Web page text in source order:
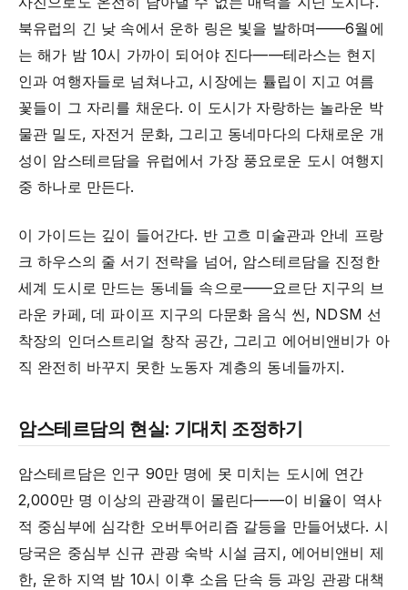
북유럽의 긴 낮 속에서 운하 링은 빛을 발하며——6월에
는 해가 밤 10시 가까이 되어야 진다——테라스는 현지
인과 여행자들로 넘쳐나고, 시장에는 튤립이 지고 여름
꽃들이 그 자리를 채운다. 이 도시가 자랑하는 놀라운 박
물관 밀도, 자전거 문화, 그리고 동네마다의 다채로운 개
성이 암스테르담을 유럽에서 가장 풍요로운 도시 여행지
중 하나로 만든다.
이 가이드는 깊이 들어간다. 반 고흐 미술관과 안네 프랑
크 하우스의 줄 서기 전략을 넘어, 암스테르담을 진정한
세계 도시로 만드는 동네들 속으로——요르단 지구의 브
라운 카페, 데 파이프 지구의 다문화 음식 씬, NDSM 선
착장의 인더스트리얼 창작 공간, 그리고 에어비앤비가 아
직 완전히 바꾸지 못한 노동자 계층의 동네들까지.
암스테르담의 현실: 기대치 조정하기
암스테르담은 인구 90만 명에 못 미치는 도시에 연간
2,000만 명 이상의 관광객이 몰린다——이 비율이 역사
적 중심부에 심각한 오버투어리즘 갈등을 만들어냈다. 시
당국은 중심부 신규 관광 숙박 시설 금지, 에어비앤비 제
한, 운하 지역 밤 10시 이후 소음 단속 등 과잉 관광 대책